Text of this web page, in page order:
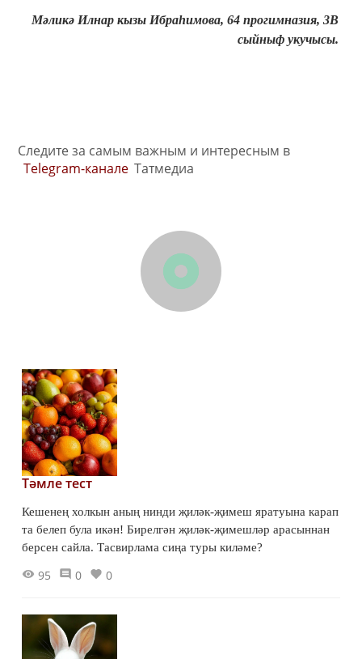
Мәликә Илнар кызы Ибраһимова, 64 прогимназия, 3В
сыйныф укучысы.
Следите за самым важным и интересным в
Telegram-канале Татмедиа
Тәмле тест
Кешенең холкын аның нинди җиләк-җимеш яратуына карап
та белеп була икән! Бирелгән җиләк-җимешләр арасыннан
берсен сайла. Тасвирлама сиңа туры киләме?
95 0 0